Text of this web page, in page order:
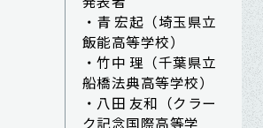
・青 宏起（埼玉県立
飯能高等学校）
・竹中 理（千葉県立
船橋法典高等学校）
・八田 友和（クラー
ク記念国際高等学